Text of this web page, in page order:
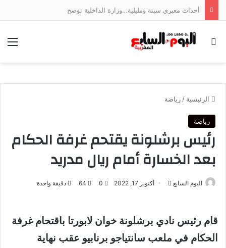
أحداث معبري سبتة ومليلية…وزارة الداخلية توضح
بحث عن
الرئيسية / رياضة
رياضة
رئيس برشلونة يقتحم غرفة الحكام
بعد الخسارة أمام ريال مدريد
اليوم السابع
أرسل أكتوبر 17, 2022 0
64 دقيقة واحدة
قام رئيس نادي برشلونة خوان لابورتا باقتحام غرفة
الحكام في ملعب سانتياجو برنابيو عقب نهاية